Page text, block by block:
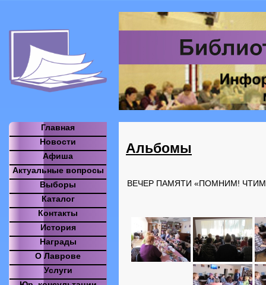
Альбомы
ВЕЧЕР ПАМЯТИ «ПОМНИМ!
Главная
Новости
Афиша
Актуальные вопросы
Выборы
Каталог
Контакты
История
Награды
О Лаврове
Услуги